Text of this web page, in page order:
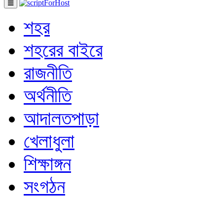
শহর
শহরের বাইরে
রাজনীতি
অর্থনীতি
আদালতপাড়া
খেলাধুলা
শিক্ষাঙ্গন
সংগঠন